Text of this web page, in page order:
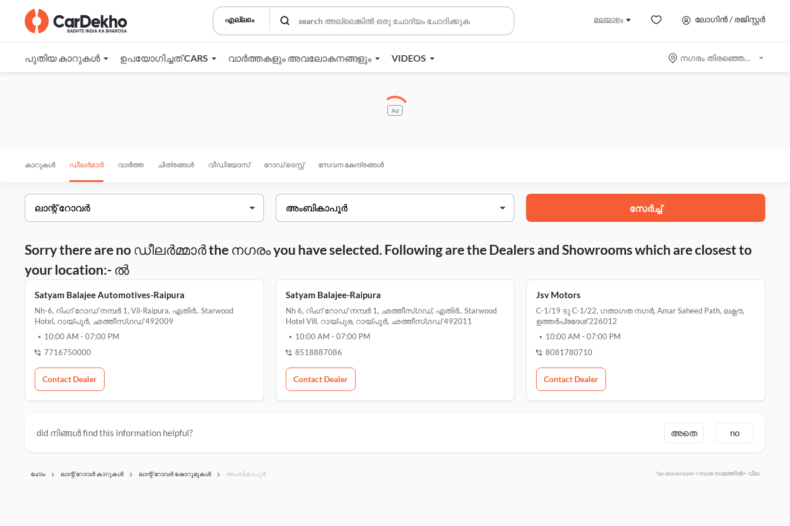
എല്ലാം മലയാളം ലോഗിൻ / രജിസ്റ്റർ
പുതിയ കാറുകൾ ഉപയോഗിച്ചത് CARS വാർത്തകളും അവലോകനങ്ങളും VIDEOS നഗരം തിരഞ്ഞെടുക്കുക
Ad
കാറുകൾ ഡീലർമാർ വാർത്ത ചിത്രങ്ങൾ വീഡിയോസ് റോഡ് ടെസ്റ്റ് സേവന കേന്ദ്രങ്ങൾ
സേർച്ച്
Sorry there are no ഡീലർമ്മാർ the നഗരം you have selected. Following are the Dealers and Showrooms which are closest to
your location:- ൽ
Satyam Balajee Automotives-Raipura
Nh-6, റിംഗ് റോഡ് നമ്പർ 1, Vil-Raipura, എതിർ.. Starwood
Hotel, റായ്പൂർ, ഛത്തീസ്ഗഡ് 492009
10:00 AM - 07:00 PM
7716750000
Contact Dealer
Satyam Balajee-Raipura
Nh 6, റിംഗ് റോഡ് നമ്പർ 1, ഛത്തീസ്ഗഡ്, എതിർ.. Starwood
Hotel Vill. റായ്പുര, റായ്പൂർ, ഛത്തീസ്ഗഡ് 492011
10:00 AM - 07:00 PM
8518887086
Contact Dealer
Jsv Motors
C-1/19 ടു C-1/22, ഗതാഗത നഗർ, Amar Saheed Path, ലക്നൗ,
ഉത്തർപ്രദേശ് 226012
10:00 AM -07:00 PM
8081780710
Contact Dealer
did നിങ്ങൾ find this information helpful? അതെ no
ഹോം ലാന്റ് റോവർ കാറുകൾ ലാന്റ് റോവർ ഷോറൂമുകൾ അംബികാപൂർ *ex-showroom <നഗര നാമത്തിൽ> വില